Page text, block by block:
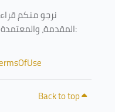
نرجو منكم
المقدمة، والمعتمدة من جامعة الطائف، عبر الرابط التالي:
Back to top